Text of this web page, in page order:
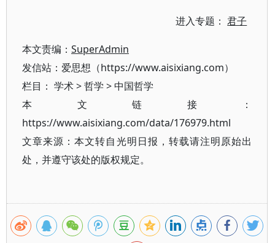
进入专题：君子
本文责编： SuperAdmin
发信站：爱思想（https://www.aisixiang.com）
栏目： 学术>哲学 >中国哲学
本文链接：
https://www.aisixiang.com/data/176979.html
文章来源：本文转自光明日报，转载请注明原始出
处，并遵守该处的版权规定。